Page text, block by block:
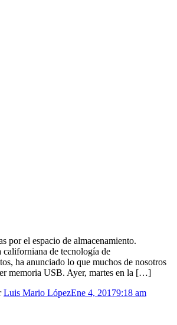
por el espacio de almacenamiento.
de tecnología de
ha anunciado lo que muchos de nosotros
memoria USB. Ayer, martes en la […]
Luis Mario LópezEne 4, 20179:18 am